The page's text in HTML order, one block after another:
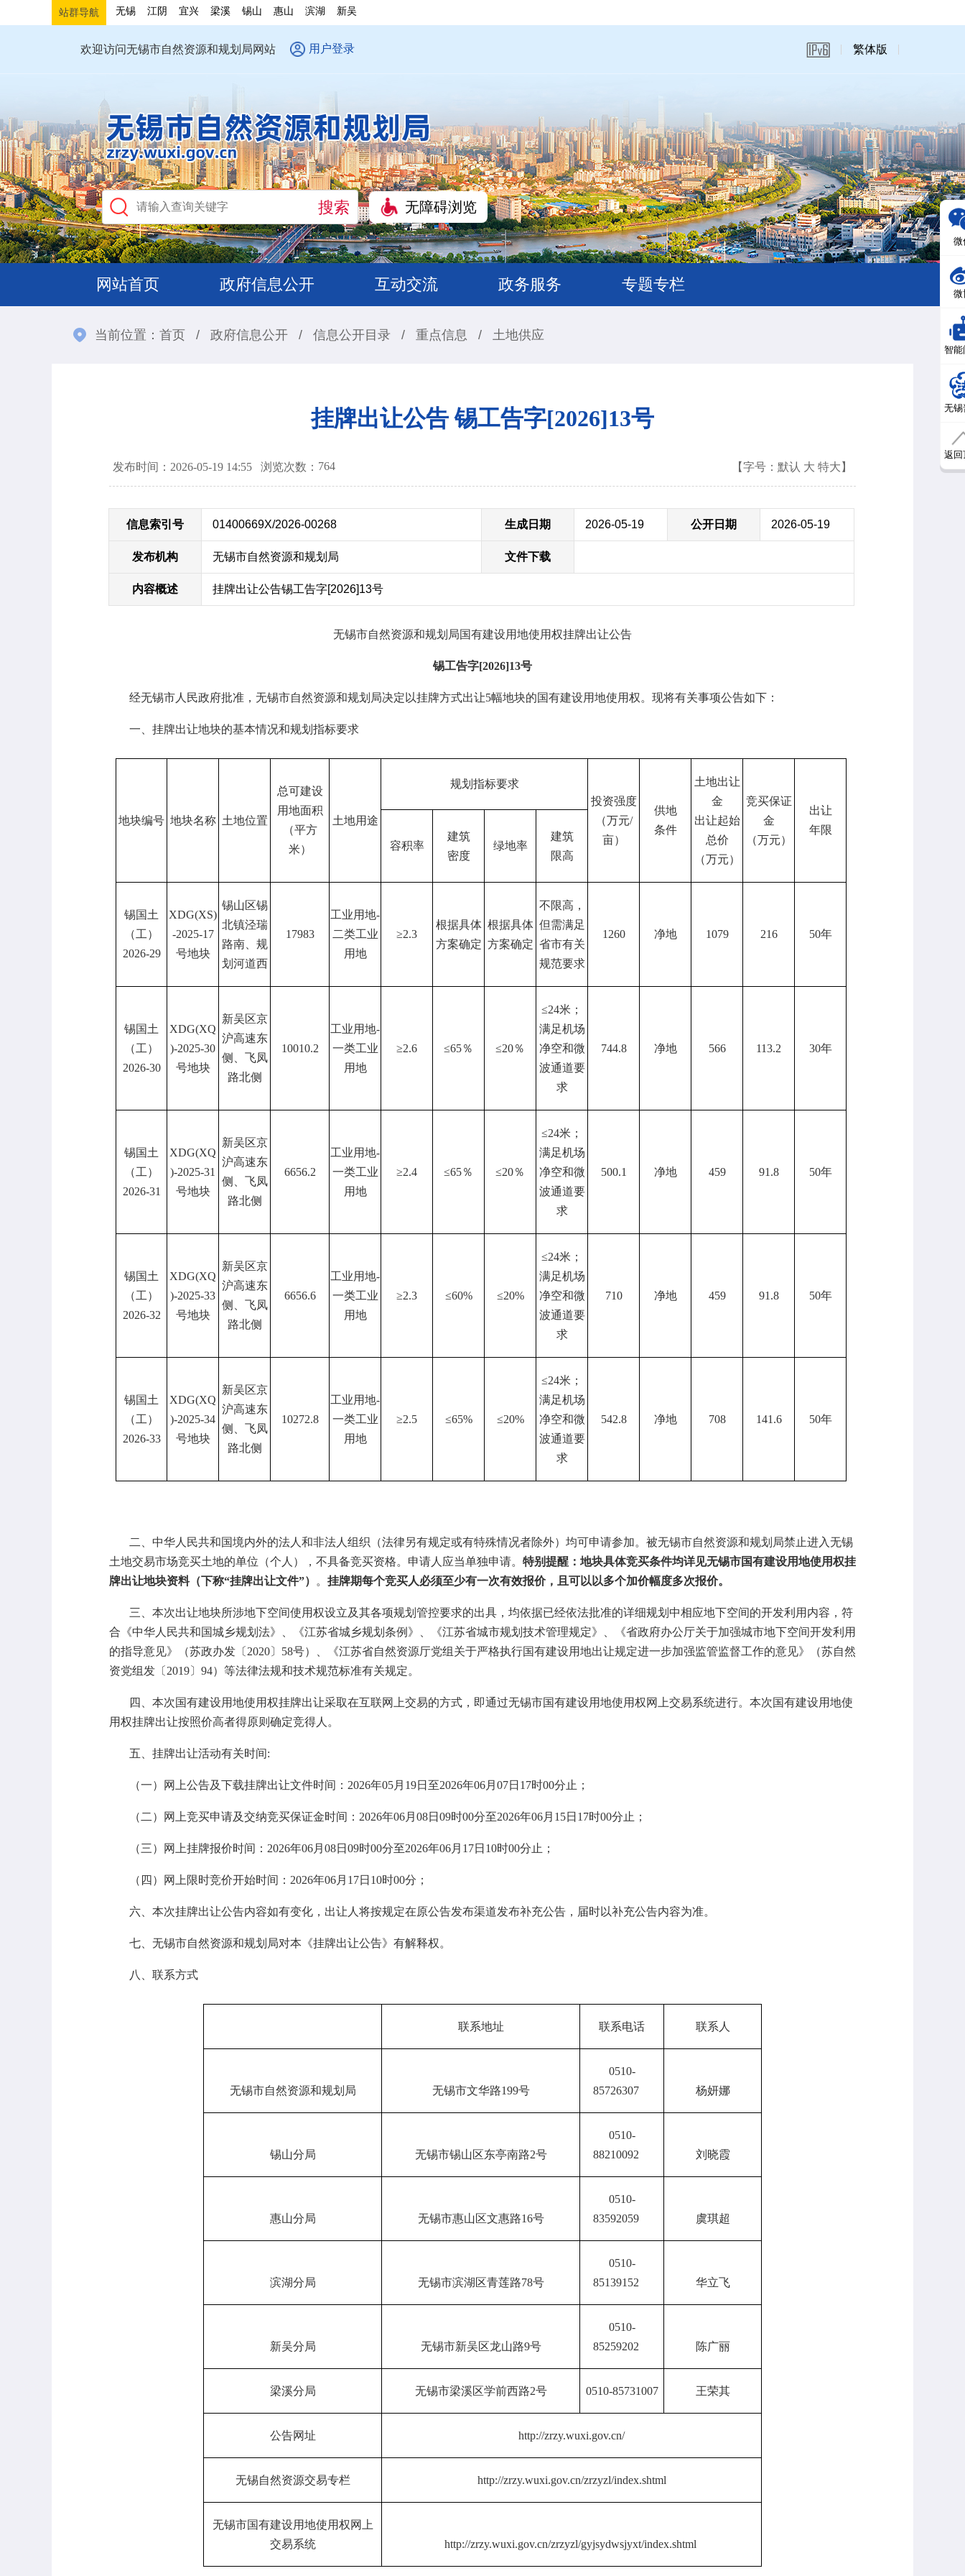
站群导航 无锡 江阴 宜兴 梁溪 锡山 惠山 滨湖 新吴
欢迎访问无锡市自然资源和规划局网站 用户登录 繁体版
无障碍浏览
网站首页 政府信息公开 互动交流 政务服务 专题专栏
当前位置： 首页 / 政府信息公开 / 信息公开目录 / 重点信息 / 土地供应
挂牌出让公告 锡工告字[2026]13号
发布时间：2026-05-19 14:55 浏览次数： 764 【字号： 默认 大 特大 】
信息索引号 01400669X/2026-00268 生成日期 2026-05-19 公开日期 2026-05-19
发布机构 无锡市自然资源和规划局 文件下载
内容概述 挂牌出让公告锡工告字[2026]13号
无锡市自然资源和规划局国有建设用地使用权挂牌出让公告
锡工告字[2026]13号
经无锡市人民政府批准，无锡市自然资源和规划局决定以挂牌方式出让5幅地块的国有建设用地使用权。现将有关事项公告如下：
一、 挂牌出让地块的基本情况和规划指标要求
地块编号 地块名称 土地位置
总可建设
用地面积
（平方
米）
土地用途
规划指标要求
投资强度
（万元/
亩）
供地
条件
土地出让
金
出让起始
总价
（万元）
竞买保证
金
（万元）
出让
年限
容积率
建筑
密度
绿地率
建筑
限高
锡国土
（工）
2026-29
XDG(XS)
-2025-17
号地块
锡山区锡
北镇泾瑞
路南、规
划河道西
17983
工业用地-
二类工业
用地
≥2.3
根据具体
方案确定
根据具体
方案确定
不限高，
但需满足
省市有关
规范要求
1260 净地 1079 216 50年
锡国土
（工）
2026-30
XDG(XQ
)-2025-30
号地块
新吴区京
沪高速东
侧、飞凤
路北侧
10010.2
工业用地-
一类工业
用地
≥2.6 ≤65％ ≤20％
≤24米；
满足机场
净空和微
波通道要
求
744.8 净地 566 113.2 30年
锡国土
（工）
2026-31
XDG(XQ
)-2025-31
号地块
新吴区京
沪高速东
侧、飞凤
路北侧
6656.2
工业用地-
一类工业
用地
≥2.4 ≤65％ ≤20％
≤24米；
满足机场
净空和微
波通道要
求
500.1 净地 459 91.8 50年
锡国土
（工）
2026-32
XDG(XQ
)-2025-33
号地块
新吴区京
沪高速东
侧、飞凤
路北侧
6656.6
工业用地-
一类工业
用地
≥2.3 ≤60% ≤20%
≤24米；
满足机场
净空和微
波通道要
求
710 净地 459 91.8 50年
锡国土
（工）
2026-33
XDG(XQ
)-2025-34
号地块
新吴区京
沪高速东
侧、飞凤
路北侧
10272.8
工业用地-
一类工业
用地
≥2.5 ≤65% ≤20%
≤24米；
满足机场
净空和微
波通道要
求
542.8 净地 708 141.6 50年
二、中华人民共和国境内外的法人和非法人组织（法律另有规定或有特殊情况者除外）均可申请参加。被无锡市自然资源和规划局禁止进入无锡
土地交易市场竞买土地的单位（个人），不具备竞买资格。申请人应当单独申请。 特别提醒：地块具体竞买条件均详见无锡市国有建设用地使用权挂
牌出让地块资料（下称“挂牌出让文件”） 。 挂牌期每个竞买人必须至少有一次有效报价，且可以以多个加价幅度多次报价。
三、本次出让地块所涉地下空间使用权设立及其各项规划管控要求的出具，均依据已经依法批准的详细规划中相应地下空间的开发利用内容， 符
合《中华人民共和国城乡规划法》、《江苏省城乡规划条例》、《江苏省城市规划技术管理规定》、
《省政府办公厅关于加强城市地下空间开发利用
的指导意见》（苏政办发〔 2020〕58号）、《江苏省自然资源厅党组关于严格执行国有建设用地出让规定进一步加强监管监督工作的意见》（苏自然
资党组发〔2019〕94）等法律法规和技术规范标准有关规定。
四、本次国有建设用地使用权挂牌出让采取在互联网上交易的方式，即通过无锡市国有建设用地使用权网上交易系统进行。本次国有建设用地使
用权挂牌出让按照价高者得原则确定竞得人。
五、挂牌出让活动有关时间:
（一）网上公告及下载挂牌出让文件时间： 2026年05月 19日至2026年06月 07日 17时00分止；
（二）网上竞买申请及交纳竞买保证金时间： 2026年06月 08日 09时00分至2026年06月 15日 17时00分 止；
（三）网上挂牌报价时间： 2026年06月 08日 09时00分至2026年06月 17日 10时00分 止 ；
（四）网上限时竞价开始时间： 2026年06月 17日 10时00分 ；
六 、本次挂牌出让公告内容如有变化，出让人将按规定在原公告发布渠道发布补充公告，届时以补充公告内容为准。
七、无锡市自然资源和规划局对本《挂牌出让公告》有解释权。
八、联系方式
联系地址 联系电话 联系人
无锡市自然资源和规划局 无锡市文华路199号
0510-
85726307 杨妍娜
锡山分局 无锡市锡山区东亭南路2号
0510-
88210092
刘晓霞
惠山分局 无锡市惠山区文惠路16号
0510-
83592059
虞琪超
滨湖分局 无锡市滨湖区青莲路78号
0510-
85139152
华立飞
新吴分局 无锡市新吴区龙山路9号
0510-
85259202 陈广丽
梁溪分局 无锡市梁溪区学前西路2号 0510-85731007 王荣其
公告网址 http://zrzy.wuxi.gov.cn/
无锡自然资源交易专栏 http://zrzy.wuxi.gov.cn/zrzyzl/index.shtml
无锡市国有建设用地使用权网上
交易系统
http://zrzy.wuxi.gov.cn/zrzyzl/gyjsydwsjyxt/index.shtml
微
微
智能
无锡
返回